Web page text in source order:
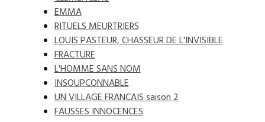
EMMA
RITUELS MEURTRIERS
LOUIS PASTEUR, CHASSEUR DE L'INVISIBLE
FRACTURE
L'HOMME SANS NOM
INSOUPCONNABLE
UN VILLAGE FRANCAIS saison 2
FAUSSES INNOCENCES